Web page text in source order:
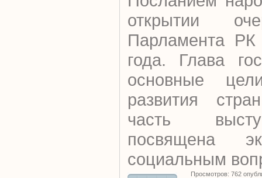
открытии
Парламента
года. Глава
основные
развития
часть
посвящена
социальным
Просмотров: 762